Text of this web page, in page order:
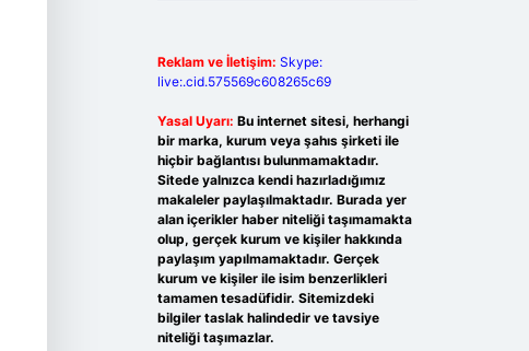
Reklam ve İletişim: Skype:
live:.cid.575569c608265c69
Yasal Uyarı: Bu internet sitesi, herhangi
bir marka, kurum veya şahıs şirketi ile
hiçbir bağlantısı bulunmamaktadır.
Sitede yalnızca kendi hazırladığımız
makaleler paylaşılmaktadır. Burada yer
alan içerikler haber niteliği taşımamakta
olup, gerçek kurum ve kişiler hakkında
paylaşım yapılmamaktadır. Gerçek
kurum ve kişiler ile isim benzerlikleri
tamamen tesadüfidir. Sitemizdeki
bilgiler taslak halindedir ve tavsiye
niteliği taşımazlar.